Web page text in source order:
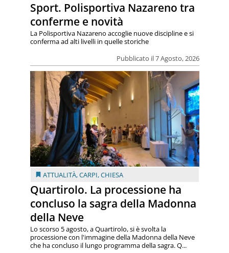
Sport. Polisportiva Nazareno tra
conferme e novità
Pubblicato il 7 Agosto, 2026
La Polisportiva Nazareno accoglie nuove discipline e si
conferma ad alti livelli in quelle storiche
ATTUALITÀ,CARPI,CHIESA
Quartirolo. La processione ha
concluso la sagra della Madonna
della Neve
Lo scorso 5 agosto, a Quartirolo, si è svolta la
processione con l'immagine della Madonna della Neve
che ha concluso il lungo programma della sagra. Q...